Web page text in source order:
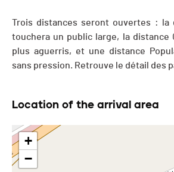
Trois distances seront ouvertes : la
touchera un public large, la distance
plus aguerris, et une distance
sans pression. Retrouve le détail des
Location of the arrival area
+
−